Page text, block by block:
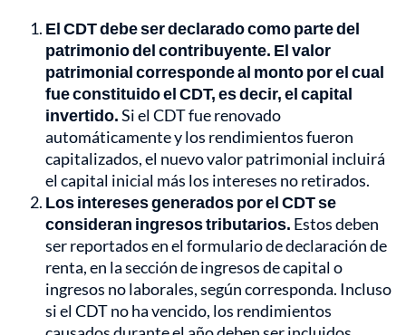
El CDT debe ser declarado como parte del
patrimonio del contribuyente. El valor
patrimonial corresponde al monto por el cual
fue constituido el CDT, es decir, el capital
invertido.Si el CDT fue renovado
automáticamente y los rendimientos fueron
capitalizados, el nuevo valor patrimonial incluirá
el capital inicial más los intereses no retirados.
Los intereses generados por el CDT se
consideran ingresos tributarios. Estos deben
ser reportados en el formulario de declaración de
renta, en la sección de ingresos de capital o
ingresos no laborales, según corresponda. Incluso
si el CDT no ha vencido, los rendimientos